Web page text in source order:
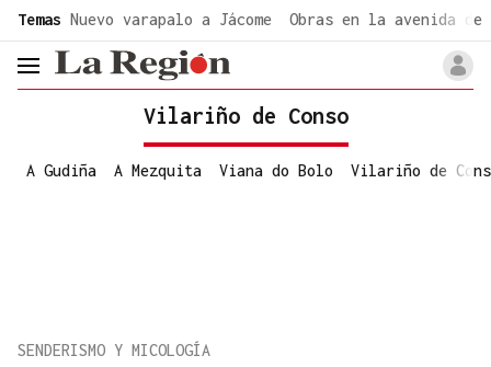
Temas Nuevo varapalo a Jácome Obras en la avenida de
header.menu.open
Vilariño de Conso
A Gudiña A Mezquita Viana do Bolo Vilariño de
SENDERISMO Y MICOLOGÍA